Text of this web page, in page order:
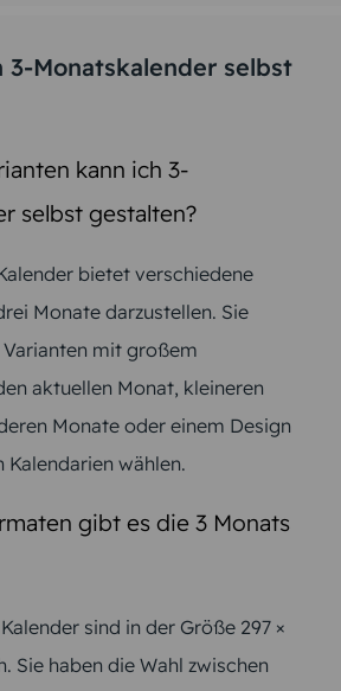
3-Monatskalender selbst
kann ich 3-
selbst gestalten?
bietet verschiedene
Monate darzustellen. Sie
mit großem
aktuellen Monat, kleineren
Monate oder einem Design
wählen.
gibt es die 3 Monats
sind in der Größe 297 ×
Sie haben die Wahl zwischen